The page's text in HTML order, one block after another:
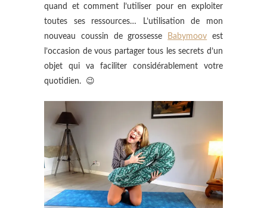
quand et comment l’utiliser pour en exploiter
toutes ses ressources… L’utilisation de mon
nouveau coussin de grossesse
Babymoov est
l’occasion de vous partager tous les secrets d’un
objet qui va faciliter considérablement votre
quotidien. 😉